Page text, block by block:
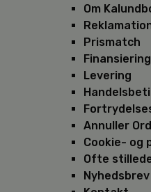
Om
Prismatch
Finansiering
Levering
Annuller
Cookie- og
Ofte
Nyhedsbrev